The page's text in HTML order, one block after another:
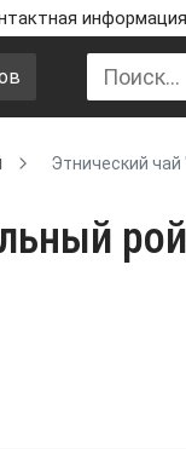
информация
Этнический